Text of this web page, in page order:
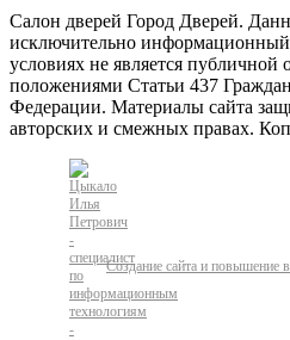
Салон дверей Город Дверей.
исключительно
условиях не является публичной
положениями Статьи 437
Федерации. Материалы сайта
авторских и смежных правах.
Создание сайта и повышение